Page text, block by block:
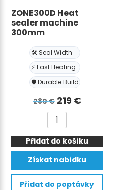
ZONE300D Heat
sealer machine
300mm
🛠️ Seal Width
⚡ Fast Heating
🛡️ Durable Build
280€ Původní
cena
byla:
280 €.
219 €Aktuální
219 €.
ZONE300D
Heat
sealer
machine
300mm
množství
Přidat do košíku
Získat nabídku
Přidat do poptávky